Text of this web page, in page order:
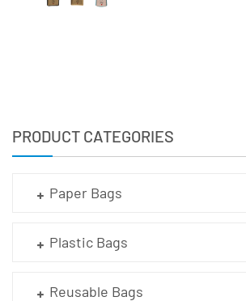
PRODUCT CATEGORIES
Paper Bags
Plastic Bags
Reusable Bags